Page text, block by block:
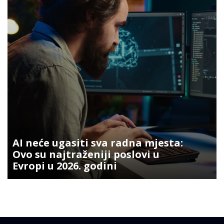
AI neće ugasiti sva radna mjesta:
Ovo su najtraženiji poslovi u
Evropi u 2026. godini